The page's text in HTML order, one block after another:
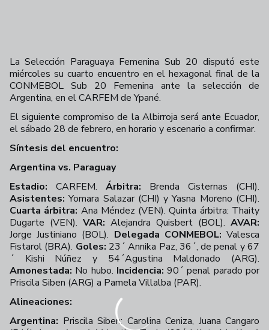
La Selección Paraguaya Femenina Sub 20 disputó este
miércoles su cuarto encuentro en el hexagonal final de la
CONMEBOL Sub 20 Femenina ante la selección de
Argentina, en el CARFEM de Ypané.
El siguiente compromiso de la Albirroja será ante Ecuador,
el sábado 28 de febrero, en horario y escenario a confirmar.
Síntesis del encuentro:
Argentina vs. Paraguay
Estadio: CARFEM. Árbitra: Brenda Cisternas (CHI).
Asistentes: Yomara Salazar (CHI) y Yasna Moreno (CHI).
Cuarta árbitra: Ana Méndez (VEN). Quinta árbitra: Thaity
Dugarte (VEN). VAR: Alejandra Quisbert (BOL). AVAR:
Jorge Justiniano (BOL). Delegada CONMEBOL: Valesca
Fistarol (BRA). Goles: 23´ Annika Paz, 36´, de penal y 67
´ Kishi Núñez y 54´Agustina Maldonado (ARG).
Amonestada: No hubo. Incidencia: 90´ penal parado por
Priscila Siben (ARG) a Pamela Villalba (PAR).
Alineaciones:
Argentina: Priscila Siben; Carolina Ceniza, Juana Cangaro